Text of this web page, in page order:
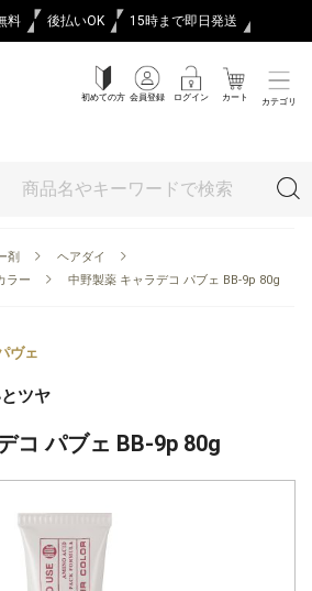
料 後払いOK 15時まで即日発送
初めての方 会員登録 ログイン カート カテゴリ
剤
ヘアダイ
ラー
中野製薬 キャラデコ パブェ BB-9p 80g
ヴェ
ツヤ
コ パブェ BB-9p 80g